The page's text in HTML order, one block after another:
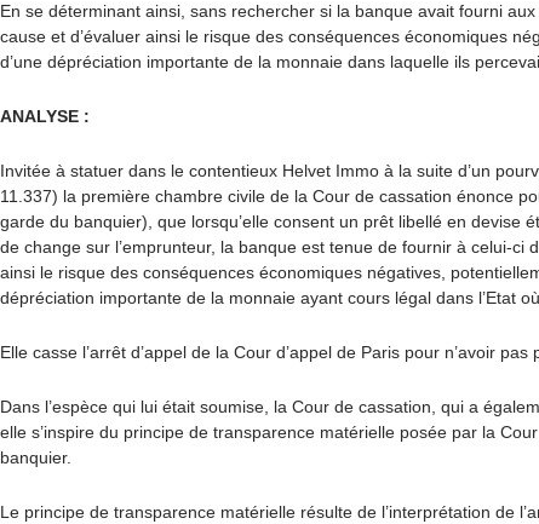
En se déterminant ainsi, sans rechercher si la banque avait fourni
cause et d’évaluer ainsi le risque des conséquences économiques
d’une dépréciation importante de la monnaie dans laquelle ils
ANALYSE :
Invitée à statuer dans le contentieux Helvet Immo à la suite d’un
11.337) la première chambre civile de la Cour de cassation énonce
garde du banquier), que lorsqu’elle consent un prêt libellé en devise
de change sur l’emprunteur, la banque est tenue de fournir à celui-ci
ainsi le risque des conséquences économiques négatives,
dépréciation importante de la monnaie ayant cours légal dans l’Etat
Elle casse l’arrêt d’appel de la Cour d’appel de Paris pour n’avoir
Dans l’espèce qui lui était soumise, la Cour de cassation, qui a
elle s’inspire du principe de transparence matérielle posée par la
banquier.
Le principe de transparence matérielle résulte de l’interprétation de